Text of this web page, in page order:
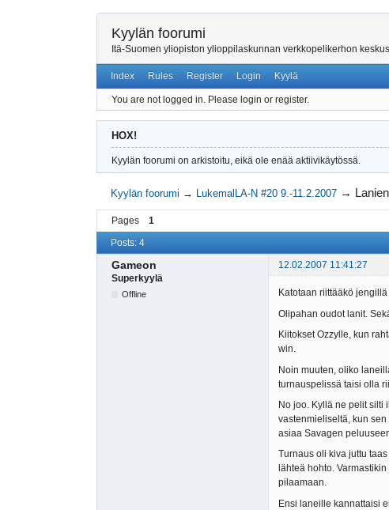
Kyylän foorumi
Itä-Suomen yliopiston ylioppilaskunnan verkkopelikerhon
Index Rules Register Login Kyylä
You are not logged in. Please login or register.
HOX!
Kyylän foorumi on arkistoitu, eikä ole enää aktiivikäytössä.
Kyylän foorumi → LukemalLA-N #20 9.-11.2.2007 →
Pages 1
Posts: 4
Gameon
12.02.2007 11:41:27
Superkyylä
Offline
Katotaan riittääkö
Olipahan oudot lanit.
Kiitokset Ozzylle, kun
win.
Noin muuten, oliko
turnauspelissä taisi olla
No joo. Kyllä ne pelit silti
vastenmieliseltä, kun
asiaa Savagen
Turnaus oli kiva juttu
lähteä hohto.
pilaamaan.
Ensi laneille kannattaisi